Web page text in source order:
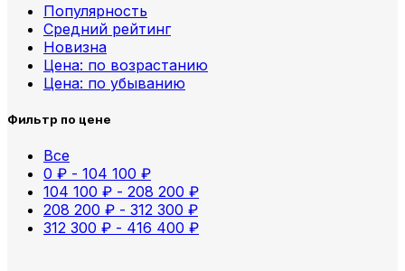
Популярность
Средний рейтинг
Новизна
Цена: по возрастанию
Цена: по убыванию
Фильтр по цене
Все
0 ₽ - 104 100 ₽
104 100 ₽ - 208 200 ₽
208 200 ₽ - 312 300 ₽
312 300 ₽ - 416 400 ₽